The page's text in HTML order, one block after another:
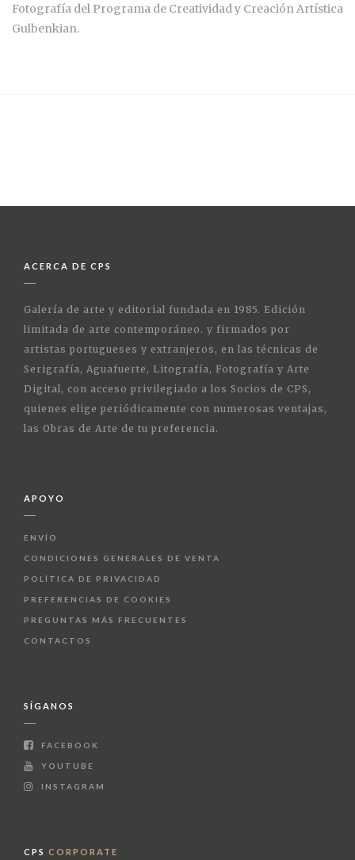
Fotografía del Programa de Creatividad y Creación Artística
Gulbenkian.
ACERCA DE CPS
Galería de arte y editorial fundada en 1985. Edición
limitada de arte contemporáneo. y firmados por
artistas portugueses y extranjeros, en las técnicas de
Serigrafía, Aguafuerte, Litografía, Fotografía y Arte
Digital, con acceso privilegiado a los Socios de CPS,
quienes elige periódicamente con numerosas ventajas,
las Obras de Arte de tu preferencia.
APOYO
ENVÍO
CONDICIONES GENERALES DE VENTA
POLÍTICA DE PRIVACIDAD
PREFERENCIAS DE COOKIES
PREGUNTAS MÁS FRECUENTES
CONTACTOS
SÍGANOS
FACEBOOK
YOUTUBE
INSTAGRAM
CPS CORPORATE